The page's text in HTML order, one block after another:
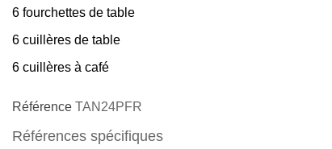
6 fourchettes de table
6 cuillères de table
6 cuillères à café
Référence TAN24PFR
Références spécifiques